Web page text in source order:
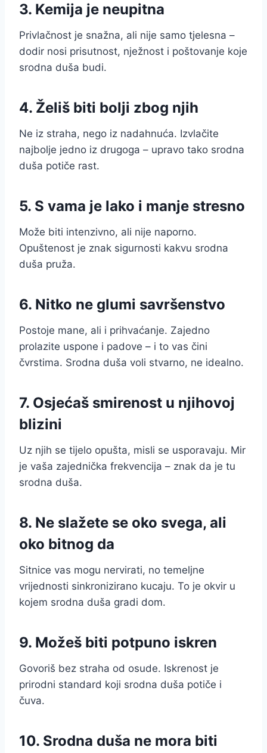
3. Kemija je neupitna
Privlačnost je snažna, ali nije samo tjelesna –
dodir nosi prisutnost, nježnost i poštovanje koje
srodna duša budi.
4. Želiš biti bolji zbog njih
Ne iz straha, nego iz nadahnuća. Izvlačite
najbolje jedno iz drugoga – upravo tako srodna
duša potiče rast.
5. S vama je lako i manje stresno
Može biti intenzivno, ali nije naporno.
Opuštenost je znak sigurnosti kakvu srodna
duša pruža.
6. Nitko ne glumi savršenstvo
Postoje mane, ali i prihvaćanje. Zajedno
prolazite uspone i padove – i to vas čini
čvrstima. Srodna duša voli stvarno, ne idealno.
7. Osjećaš smirenost u njihovoj
blizini
Uz njih se tijelo opušta, misli se usporavaju. Mir
je vaša zajednička frekvencija – znak da je tu
srodna duša.
8. Ne slažete se oko svega, ali
oko bitnog da
Sitnice vas mogu nervirati, no temeljne
vrijednosti sinkronizirano kucaju. To je okvir u
kojem srodna duša gradi dom.
9. Možeš biti potpuno iskren
Govoriš bez straha od osude. Iskrenost je
prirodni standard koji srodna duša potiče i
čuva.
10. Srodna duša ne mora biti